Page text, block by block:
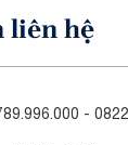
liên hệ
-